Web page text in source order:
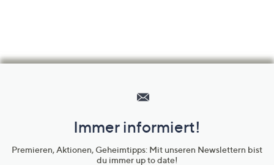
Unternehmensinformationen
Immer informiert!
Premieren, Aktionen, Geheimtipps: Mit unseren Newslettern bist
du immer up to date!